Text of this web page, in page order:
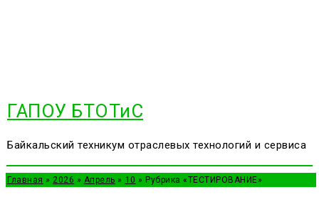
ГАПОУ БТОТиС
Байкальский техникум отраслевых технологий и сервиса
Главная 2026 Апрель 10 Рубрика «ТЕСТИРОВАНИЕ»